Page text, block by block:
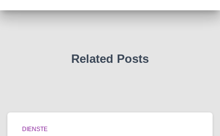
Related Posts
DIENSTE